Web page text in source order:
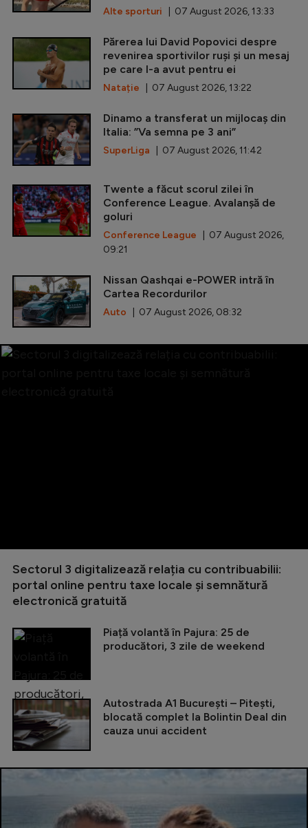
Alte sporturi | 07 August 2026, 13:33
Părerea lui David Popovici despre
revenirea sportivilor ruși și un mesaj
pe care l-a avut pentru ei
Natație | 07 August 2026, 13:22
Dinamo a transferat un mijlocaș din
Italia: ”Va semna pe 3 ani”
SuperLiga | 07 August 2026, 11:42
Twente a făcut scorul zilei în
Conference League. Avalanșă de
goluri
Conference League | 07 August 2026,
09:21
Nissan Qashqai e-POWER intră în
Cartea Recordurilor
Auto | 07 August 2026, 08:32
Sectorul 3 digitalizează relația cu contribuabilii:
portal online pentru taxe locale și semnătură
electronică gratuită
Piață volantă în Pajura: 25 de
producători, 3 zile de weekend
Autostrada A1 București – Pitești,
blocată complet la Bolintin Deal din
cauza unui accident